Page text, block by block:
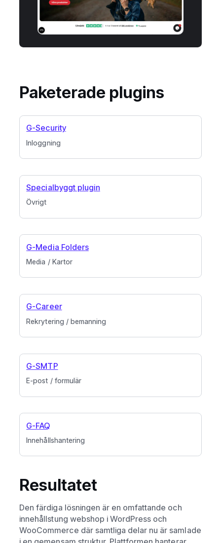
Paketerade plugins
Inloggning
G-Security
Övrigt
Specialbyggt plugin
Media / Kartor
G-Media Folders
Rekrytering / bemanning
G-Career
E-post / formulär
G-SMTP
Innehållshantering
G-FAQ
Resultatet
Den färdiga lösningen är en omfattande och
innehållstung webshop i WordPress och
WooCommerce där samtliga delar nu är samlade